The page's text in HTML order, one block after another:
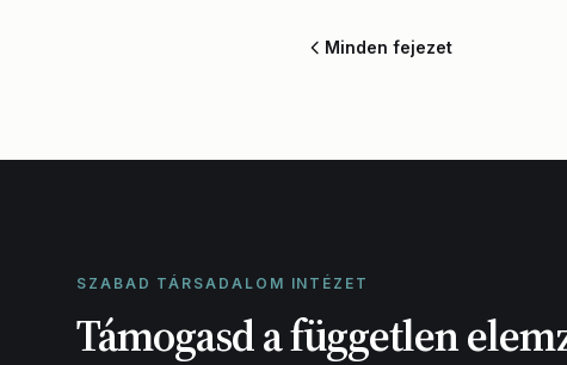
Minden fejezet
SZABAD TÁRSADALOM INTÉZET
Támogasd a független